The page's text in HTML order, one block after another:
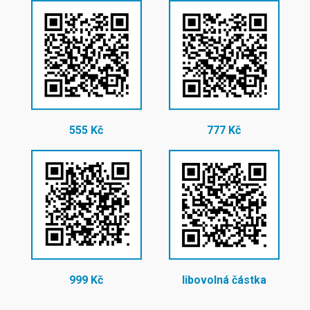
555 Kč 777 Kč
999 Kč libovolná částka